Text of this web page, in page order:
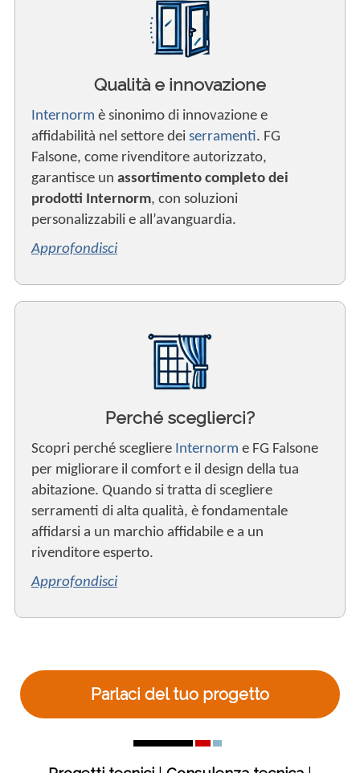
Qualità e innovazione
Internorm è sinonimo di innovazione e
affidabilità nel settore dei serramenti. FG
Falsone, come rivenditore autorizzato,
garantisce un assortimento completo dei
prodotti Internorm, con soluzioni
personalizzabili e all’avanguardia.
Approfondisci
Perché sceglierci?
Scopri perché scegliere Internorm e FG Falsone
per migliorare il comfort e il design della tua
abitazione. Quando si tratta di scegliere
serramenti di alta qualità, è fondamentale
affidarsi a un marchio affidabile e a un
rivenditore esperto.
Approfondisci
Parlaci del tuo progetto